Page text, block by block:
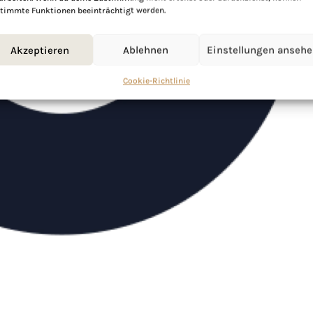
Funktionen beeinträchtigt werden.
Akzeptieren Ablehnen Einstellungen
Cookie-Richtlinie